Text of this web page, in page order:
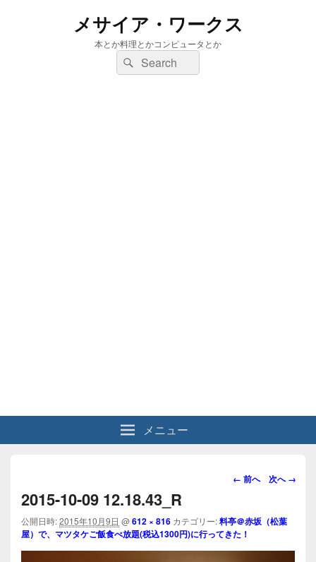
メサイア・ワークス
本とか料理とかコンピュータとか
検
索:
検
索
メニュー
画
ビ
ゲ
ー
← 前へ 次へ →
2015-10-09 12.18.43_R
公開日時:2015年10月9日 @612 × 816 カテゴリー:料亭＠赤坂（松葉
屋）で、マツタケご飯食べ放題(税込1300円)に行ってきた！